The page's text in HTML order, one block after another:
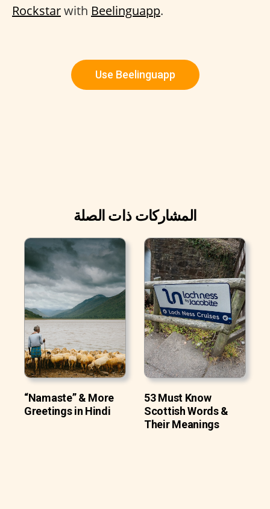
Rockstarwith Beelinguapp.
Use Beelinguapp
المشاركات ذات الصلة
“Namaste” & More
Greetings in Hindi
53 Must Know
Scottish Words &
Their Meanings